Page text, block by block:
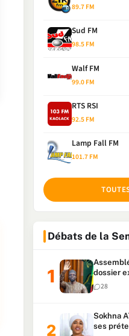
89.7 FM
Sud FM
98.5 FM
Walf FM
99.0 FM
RTS RSI
92.5 FM
Lamp Fall FM
101.7 FM
Débats de la
dossier
du28
Sokhna
ses